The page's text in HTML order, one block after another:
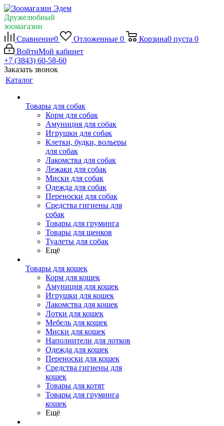
Дружелюбный
зоомагазин
Сравнение0 Отложенные 0 Корзина0 пуста 0
ВойтиМой кабинет
+7 (3843) 60-58-60
Заказать звонок
Каталог
Товары для собак
Корм для собак
Амуниция для собак
Игрушки для собак
Клетки, будки, вольеры
для собак
Лакомства для собак
Лежаки для собак
Миски для собак
Одежда для собак
Переноски для собак
Средства гигиены для
собак
Товары для груминга
Товары для щенков
Туалеты для собак
Ещё
Товары для кошек
Корм для кошек
Амуниция для кошек
Игрушки для кошек
Лакомства для кошек
Лотки для кошек
Мебель для кошек
Миски для кошек
Наполнители для лотков
Одежда для кошек
Переноски для кошек
Средства гигиены для
кошек
Товары для котят
Товары для груминга
кошек
Ещё